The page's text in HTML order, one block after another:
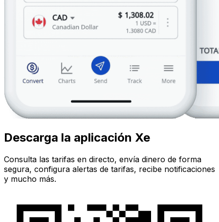
Descarga la aplicación Xe
Consulta las tarifas en directo, envía dinero de forma
segura, configura alertas de tarifas, recibe notificaciones
y mucho más.